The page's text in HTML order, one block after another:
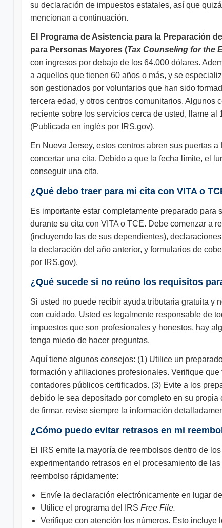
su declaración de impuestos estatales, así que
mencionan a continuación.
El Programa de Asistencia para la Preparación
para Personas Mayores (Tax Counseling for the
con ingresos por debajo de los 64.000 dólares.
a aquellos que tienen 60 años o más, y se
son gestionados por voluntarios que han sido
tercera edad, y otros centros comunitarios.
reciente sobre los servicios cerca de usted, llame al
(Publicada en inglés por IRS.gov).
En Nueva Jersey, estos centros abren sus puertas
concertar una cita. Debido a que la fecha límite, el
conseguir una cita.
¿Qué debo traer para mi cita con VITA o
Es importante estar completamente preparado
durante su cita con VITA o TCE. Debe comenzar a
(incluyendo las de sus dependientes),
la declaración del año anterior, y formularios de
por IRS.gov).
¿Qué sucede si no reúno los requisitos
Si usted no puede recibir ayuda tributaria gratuita y
con cuidado. Usted es legalmente responsable de
impuestos que son profesionales y honestos, hay
tenga miedo de hacer preguntas.
Aquí tiene algunos consejos: (1) Utilice un
formación y afiliaciones profesionales. Verifique
contadores públicos certificados. (3) Evite a los
debido le sea depositado por completo en su
de firmar, revise siempre la información
¿Cómo puedo evitar retrasos en mi
El IRS emite la mayoría de reembolsos dentro de
experimentando retrasos en el procesamiento de
reembolso rápidamente:
Envíe la declaración electrónicamente en lugar
Utilice el programa del IRS Free File.
Verifique con atención los números. Esto